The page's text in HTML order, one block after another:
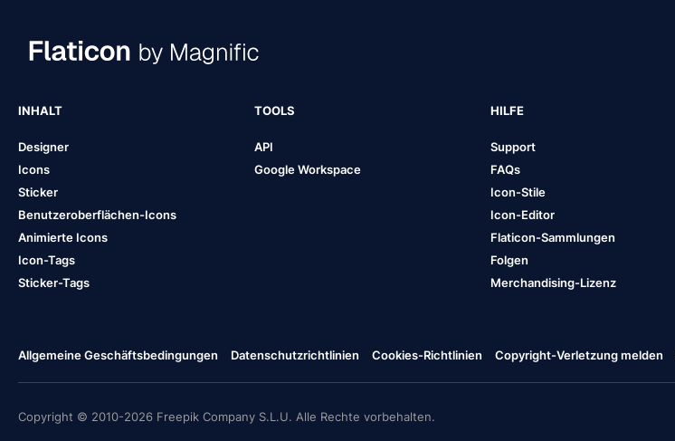
INHALT
Designer
Icons
Sticker
Benutzeroberflächen-Icons
Animierte Icons
Icon-Tags
Sticker-Tags
TOOLS
API
Google Workspace
HILFE
Support
FAQs
Icon-Stile
Icon-Editor
Flaticon-Sammlungen
Folgen
Merchandising-Lizenz
Allgemeine Geschäftsbedingungen Datenschutzrichtlinien Cookies-Richtlinien Copyright-Verletzung melden
Copyright © 2010-2026 Freepik Company S.L.U. Alle Rechte vorbehalten.